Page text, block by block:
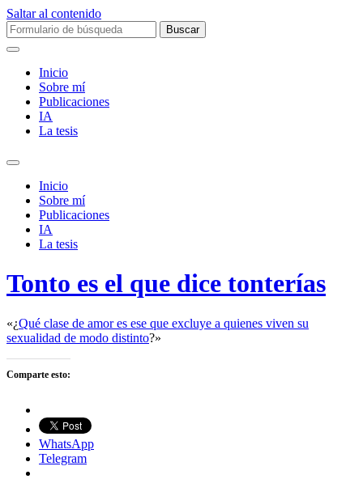
Saltar al contenido
Buscar:
Inicio
Sobre mí­
Publicaciones
IA
La tesis
Alternar
campo
búsqueda
Inicio
Sobre mí­
Publicaciones
IA
La tesis
Tonto es el que dice tonterías
«¿Qué clase de amor es ese que excluye a quienes viven su
sexualidad de modo distinto?»
Comparte esto:
WhatsApp
Telegram